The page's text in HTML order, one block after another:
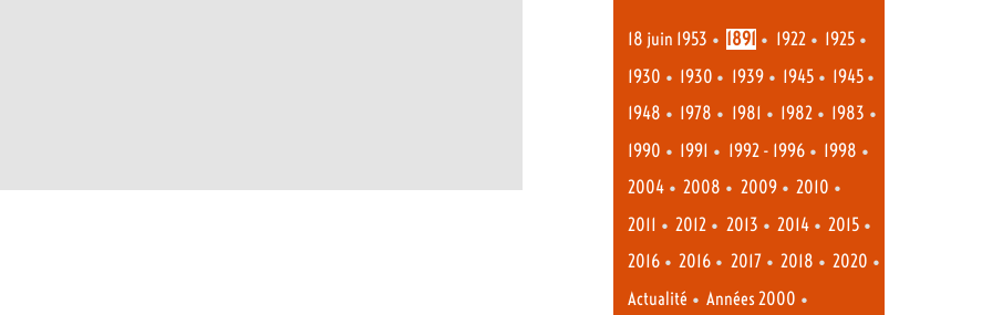
18 juin 1953 • 1891 • 1922• 1925•
1930 • 1930 • 1939• 1945• 1945 •
1948 • 1978 • 1981 • 1982• 1983 •
1990 • 1991 • 1992 - 1996• 1998 •
2004 • 2008 • 2009• 2010 •
2011 • 2012 • 2013 • 2014• 2015 •
2016 • 2016 • 2017• 2018 • 2020 •
Actualité • Années 2000 •